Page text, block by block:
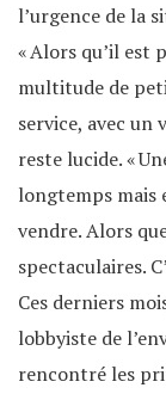
l’urgence de la
« Alors qu’il est
multitude de
service, avec un
reste lucide. «
longtemps mais
vendre. Alors
spectaculaires.
Ces derniers
lobbyiste de
rencontré les